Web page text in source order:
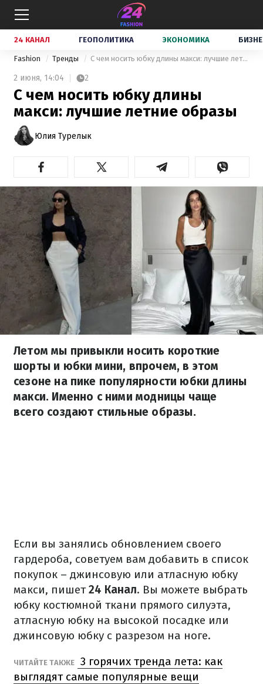
24 КАНАЛ ГЕОПОЛИТИКА ЭКОНОМИКА
Fashion Тренды С чем носить юбку длины макси: лучшие летние образы
2 июня, 14:04 2
С чем носить юбку длины
макси: лучшие летние образы
Юлия Турелык
Летом мы привыкли носить короткие
шорты и юбки мини, впрочем, в этом
сезоне на пике популярности юбки длины
макси. Именно с ними модницы чаще
всего создают стильные образы.
Если вы занялись обновлением своего
гардероба, советуем вам добавить в список
покупок – джинсовую или атласную юбку
макси, пишет24 Канал. Вы можете выбрать
юбку костюмной ткани прямого силуэта,
атласную юбку на высокой посадке или
джинсовую юбку с разрезом на ноге.
ЧИТАЙТЕ ТАКЖЕ
3 горячих тренда лета: как
выглядят самые популярные вещи